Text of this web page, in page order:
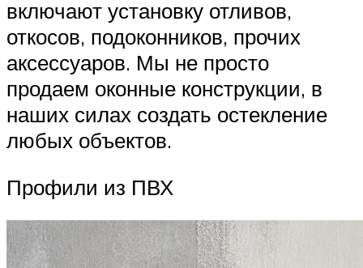
включают установку отливов,
откосов, подоконников, прочих
аксессуаров. Мы не просто
продаем оконные конструкции, в
наших силах создать остекление
любых объектов.
Профили из ПВХ